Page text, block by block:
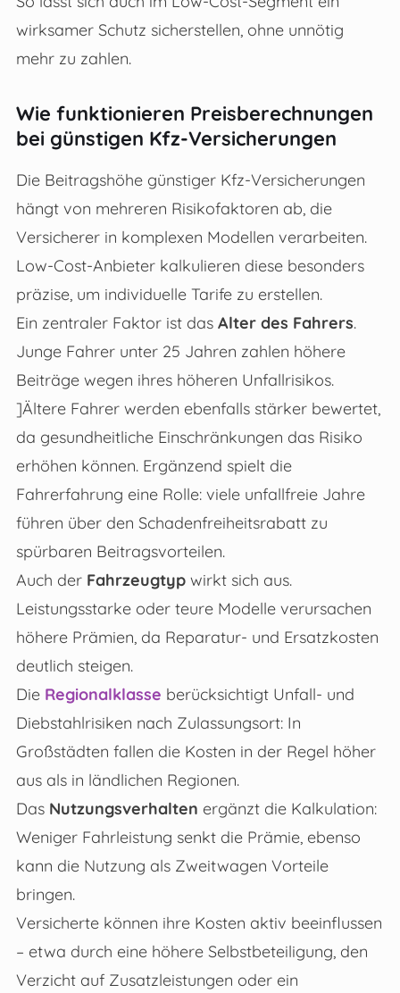
wirksamer Schutz sicherstellen, ohne unnötig
mehr zu zahlen.
Wie funktionieren Preisberechnungen
bei günstigen Kfz-Versicherungen
Die Beitragshöhe günstiger Kfz-Versicherungen
hängt von mehreren Risikofaktoren ab, die
Versicherer in komplexen Modellen verarbeiten.
Low-Cost-Anbieter kalkulieren diese besonders
präzise, um individuelle Tarife zu erstellen.
Ein zentraler Faktor ist das Alter des Fahrers.
Junge Fahrer unter 25 Jahren zahlen höhere
Beiträge wegen ihres höheren Unfallrisikos.
]Ältere Fahrer werden ebenfalls stärker bewertet,
da gesundheitliche Einschränkungen das Risiko
erhöhen können. Ergänzend spielt die
Fahrerfahrung eine Rolle: viele unfallfreie Jahre
führen über den Schadenfreiheitsrabatt zu
spürbaren Beitragsvorteilen.
Auch der Fahrzeugtypwirkt sich aus.
Leistungsstarke oder teure Modelle verursachen
höhere Prämien, da Reparatur- und Ersatzkosten
deutlich steigen.
Die Regionalklasse berücksichtigt Unfall- und
Diebstahlrisiken nach Zulassungsort: In
Großstädten fallen die Kosten in der Regel höher
aus als in ländlichen Regionen.
Das Nutzungsverhalten ergänzt die Kalkulation:
Weniger Fahrleistung senkt die Prämie, ebenso
kann die Nutzung als Zweitwagen Vorteile
bringen.
Versicherte können ihre Kosten aktiv beeinflussen
– etwa durch eine höhere Selbstbeteiligung, den
Verzicht auf Zusatzleistungen oder ein